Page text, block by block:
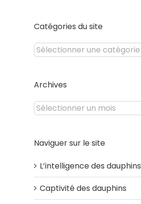
Catégories du site
Catégories
du
Archives
Archives
Naviguer sur le site
L’intelligence des dauphins
Captivité des dauphins